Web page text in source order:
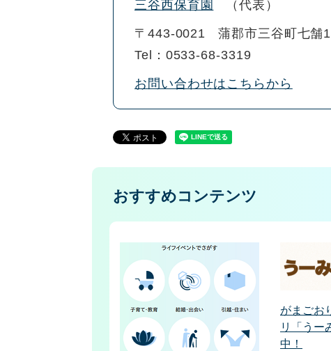
三谷西保育園 代表
〒443-0021
蒲郡市三谷町七舗
Tel：0533-68-3319
お問い合わせはこちらから
おすすめコンテンツ
がまごお
リ「うー
中！